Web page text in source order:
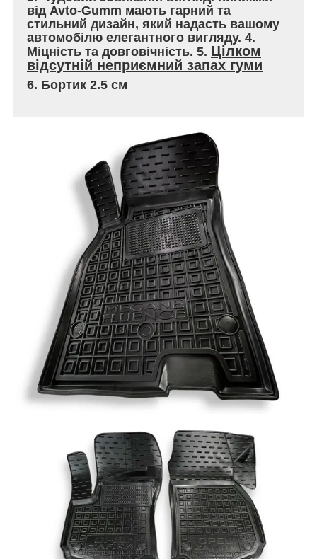
від Avto-Gumm мають гарний та
стильний дизайн, який надасть вашому
автомобілю елегантного вигляду. 4.
Міцність та довговічність. 5. Цілком
відсутній неприємний запах гуми
6. Бортик 2.5 см